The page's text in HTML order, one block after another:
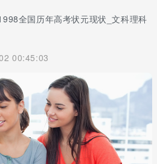
全国历年高考状元现状_文科理科
00:45:03